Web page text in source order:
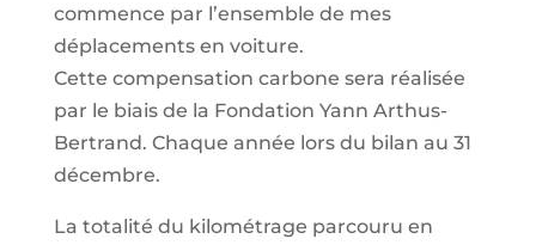
commence par l’ensemble de mes
déplacements en voiture.
Cette compensation carbone sera réalisée
par le biais de la Fondation Yann Arthus-
Bertrand. Chaque année lors du bilan au 31
décembre.
La totalité du kilométrage parcouru en